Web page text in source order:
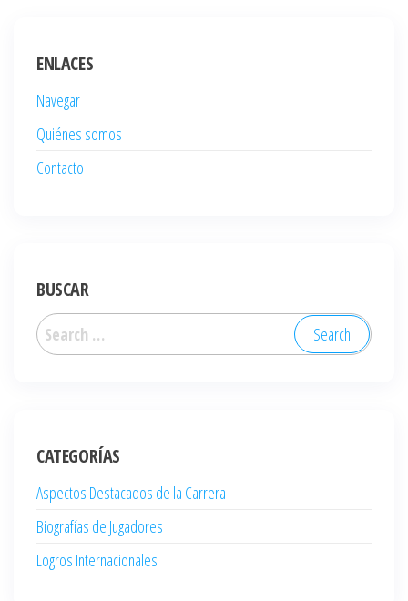
ENLACES
Navegar
Quiénes somos
Contacto
BUSCAR
Search
for:
CATEGORÍAS
Aspectos Destacados de la Carrera
Biografías de Jugadores
Logros Internacionales